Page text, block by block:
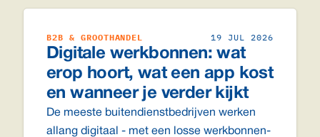
B2B & GROOTHANDEL 19 JUL 2026
Digitale werkbonnen: wat
erop hoort, wat een app kost
en wanneer je verder kijkt
De meeste buitendienstbedrijven werken
allang digitaal - met een losse werkbonnen-